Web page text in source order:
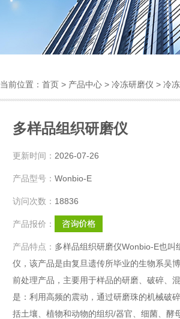
当前位置： 首页 > 产品中心 > 冷冻研磨仪 > 冷
多样品组织研磨仪
更新时间： 2026-07-26
产品型号： Wonbio-E
访问次数： 18836
产品报价：
产品特点： 多样品组织研磨仪Wonbio-E也叫
仪，该产品是由复旦遗传所毕业的生物系吴
前处理产品，主要用于样品的研磨、破碎、
是：利用高频的震动，通过研磨珠的机械破
括土壤、植物和动物的组织/器官、细菌、酵